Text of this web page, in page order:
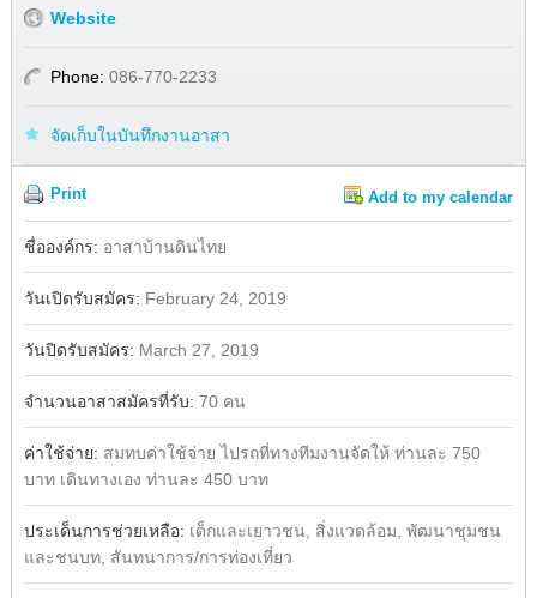
Website
Phone: 086-770-2233
จัดเก็บในบันทึกงานอาสา
Print Add to my calendar
Facebook
ชื่อองค์กร: อาสาบ้านดินไทย
วันเปิดรับสมัคร: February 24, 2019
วันปิดรับสมัคร: March 27, 2019
จำนวนอาสาสมัครที่รับ: 70 คน
ค่าใช้จ่าย: สมทบค่าใช้จ่าย ไปรถที่ทางทีมงานจัดให้ ท่านละ 750
บาท เดินทางเอง ท่านละ 450 บาท
ประเด็นการช่วยเหลือ: เด็กและเยาวชน, สิ่งแวดล้อม, พัฒนาชุมชน
และชนบท, สันทนาการ/การท่องเที่ยว